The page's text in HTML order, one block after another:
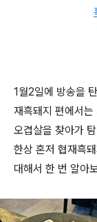
1월2일에 방송을
재흑돼지 편에서
오겹살을 찾아가
한상 혼저 협재흑
대해서 한 번 알아